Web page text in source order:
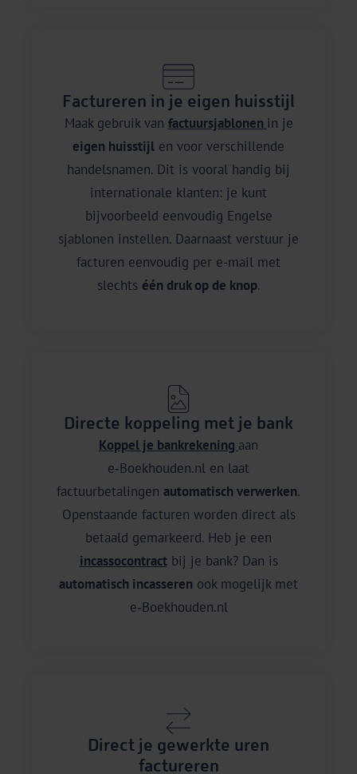
Factureren in je eigen huisstijl
Maak gebruik van factuursjablonen in je
eigen huisstijl en voor verschillende
handelsnamen. Dit is vooral handig bij
internationale klanten: je kunt
bijvoorbeeld eenvoudig Engelse
sjablonen instellen. Daarnaast verstuur je
facturen eenvoudig per e-mail met
slechts één druk op de knop.
Directe koppeling met je bank
Koppel je bankrekening aan
e‑Boekhouden.nl en laat
factuurbetalingen automatisch verwerken.
Openstaande facturen worden direct als
betaald gemarkeerd. Heb je een
incassocontractbij je bank? Dan is
automatisch incasseren ook mogelijk met
e‑Boekhouden.nl
Direct je gewerkte uren
factureren